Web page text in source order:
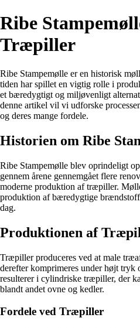
Ribe
Træpiller
Ribe Stampemølle er en historisk
tiden har spillet en vigtig rolle i
et bæredygtigt og miljøvenligt
denne artikel vil vi udforske
og deres mange fordele.
Historien om Ribe
Ribe Stampemølle blev oprindeligt
gennem årene gennemgået flere
moderne produktion af træpiller.
produktion af bæredygtige
dag.
Produktionen af
Træpiller produceres ved at male
derefter komprimeres under højt tryk
resulterer i cylindriske træpiller, der
blandt andet ovne og kedler.
Fordele ved Træpiller